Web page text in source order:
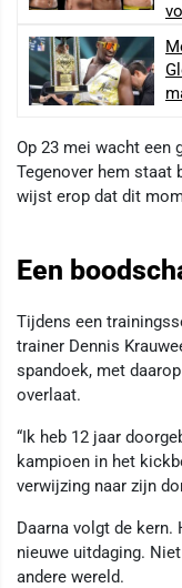
Op 23 mei wacht een
Tegenover hem staat
wijst erop dat dit
Een
Tijdens een
trainer Dennis
spandoek, met
overlaat.
“Ik heb 12 jaar
kampioen in het
verwijzing naar zijn
Daarna volgt de
nieuwe uitdaging.
andere wereld.